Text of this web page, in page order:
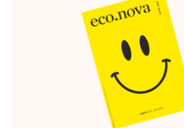
Energie-Wende
Flexibilität ist das Gold der